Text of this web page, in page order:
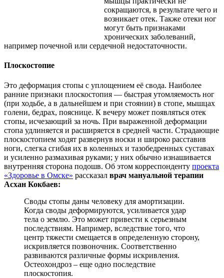
сокращаются, в результате чего и
возникает отек. Также отеки ног
могут быть признаками
хронических заболеваний,
например почечной или сердечной недостаточности.
Плоскостопие
Это деформация стопы с уплощением её свода. Наиболее
ранние признаки плоскостопия — быстрая утомляемость ног
(при ходьбе, а в дальнейшем и при стоянии) в стопе, мышцах
голени, бедрах, пояснице. К вечеру может появляться отек
стопы, исчезающий за ночь. При выраженной деформации
стопа удлиняется и расширяется в средней части. Страдающие
плоскостопием ходят развернув носки и широко расставив
ноги, слегка сгибая их в коленных и тазобедренных суставах
и усиленно размахивая руками; у них обычно изнашивается
внутренняя сторона подошв. Об этом корреспонденту проекта
«Здоровье в Омске» рассказал врач мануальной терапии
Асхан Кокбаев:
Своды стопы даны человеку для амортизации.
Когда своды деформируются, усиливается удар
тела о землю. Это может привести к серьезным
последствиям. Например, вследствие того, что
центр тяжести смещается в определенную сторону,
искривляется позвоночник. Соответственно
развиваются различные формы искривления.
Остеохондроз – еще одно последствие
плоскостопия.